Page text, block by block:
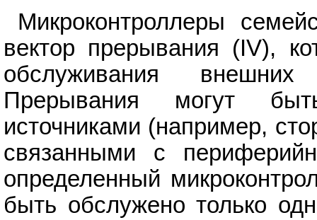
Микроконтроллеры
вектор прерывания (IV),
обслуживания
Прерывания могут
источниками (например,
связанными с
определенный
быть обслужено только